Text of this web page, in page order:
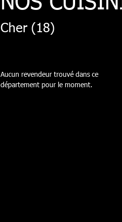
Cher (18)
Aucun revendeur trouvé dans ce
département pour le moment.